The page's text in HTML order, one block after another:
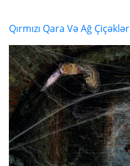
Qırmızı Qara Və Ağ Çiçəklər